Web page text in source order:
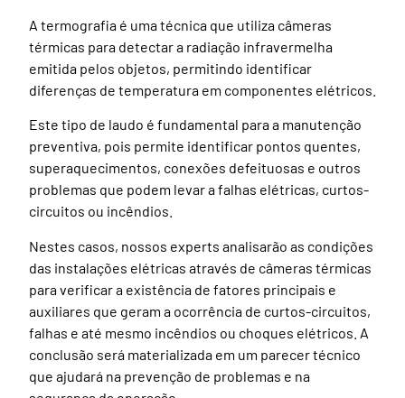
A termografia é uma técnica que utiliza câmeras
térmicas para detectar a radiação infravermelha
emitida pelos objetos, permitindo identificar
diferenças de temperatura em componentes elétricos.
Este tipo de laudo é fundamental para a manutenção
preventiva, pois permite identificar pontos quentes,
superaquecimentos, conexões defeituosas e outros
problemas que podem levar a falhas elétricas, curtos-
circuitos ou incêndios.
Nestes casos, nossos experts analisarão as condições
das instalações elétricas através de câmeras térmicas
para verificar a existência de fatores principais e
auxiliares que geram a ocorrência de curtos-circuitos,
falhas e até mesmo incêndios ou choques elétricos. A
conclusão será materializada em um parecer técnico
que ajudará na prevenção de problemas e na